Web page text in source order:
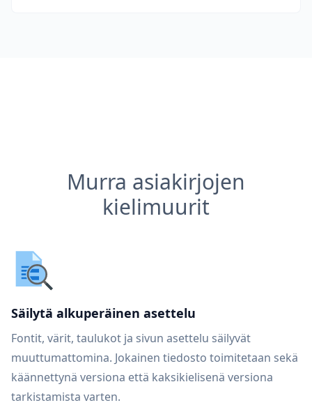
Murra asiakirjojen
kielimuurit
Säilytä alkuperäinen asettelu
Fontit, värit, taulukot ja sivun asettelu säilyvät
muuttumattomina. Jokainen tiedosto toimitetaan sekä
käännettynä versiona että kaksikielisenä versiona
tarkistamista varten.